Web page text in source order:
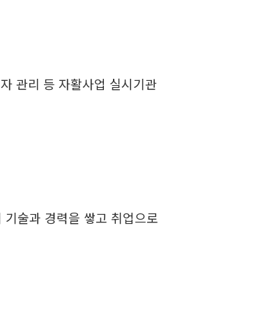
관리 등 자활사업 실시기관
술과 경력을 쌓고 취업으로